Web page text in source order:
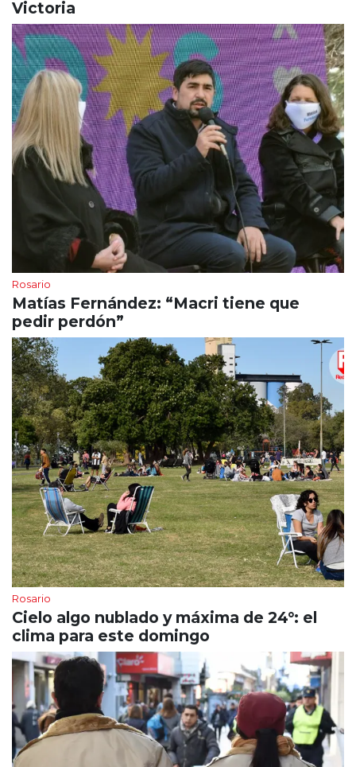
Victoria
Rosario
Matías Fernández: “Macri tiene que
pedir perdón”
Rosario
Cielo algo nublado y máxima de 24°: el
clima para este domingo